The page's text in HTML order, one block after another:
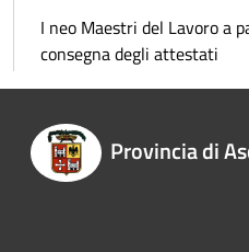
I neo Maestri del Lavoro a
consegna degli attestati
Provincia di